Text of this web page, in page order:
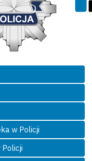
w Policji
Policji